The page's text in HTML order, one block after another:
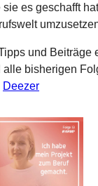
es geschafft
und Beiträge
bisherigen
Deezer